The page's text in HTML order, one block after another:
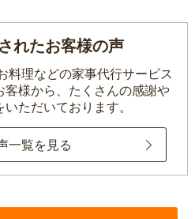
れたお客様の声
料理などの家事代行サービス
様から、 たくさんの感謝や
ただいております。
一覧を見る